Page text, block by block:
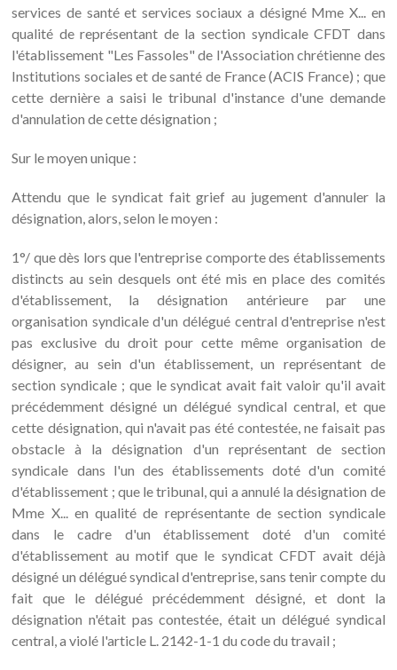
services de santé et services sociaux a désigné Mme X... en
qualité de représentant de la section syndicale CFDT dans
l'établissement "Les Fassoles" de l'Association chrétienne des
Institutions sociales et de santé de France (ACIS France) ; que
cette dernière a saisi le tribunal d'instance d'une demande
d'annulation de cette désignation ;
Sur le moyen unique :
Attendu que le syndicat fait grief au jugement d'annuler la
désignation, alors, selon le moyen :
1°/ que dès lors que l'entreprise comporte des établissements
distincts au sein desquels ont été mis en place des comités
d'établissement, la désignation antérieure par une
organisation syndicale d'un délégué central d'entreprise n'est
pas exclusive du droit pour cette même organisation de
désigner, au sein d'un établissement, un représentant de
section syndicale ; que le syndicat avait fait valoir qu'il avait
précédemment désigné un délégué syndical central, et que
cette désignation, qui n'avait pas été contestée, ne faisait pas
obstacle à la désignation d'un représentant de section
syndicale dans l'un des établissements doté d'un comité
d'établissement ; que le tribunal, qui a annulé la désignation de
Mme X... en qualité de représentante de section syndicale
dans le cadre d'un établissement doté d'un comité
d'établissement au motif que le syndicat CFDT avait déjà
désigné un délégué syndical d'entreprise, sans tenir compte du
fait que le délégué précédemment désigné, et dont la
désignation n'était pas contestée, était un délégué syndical
central, a violé l'article L. 2142-1-1 du code du travail ;